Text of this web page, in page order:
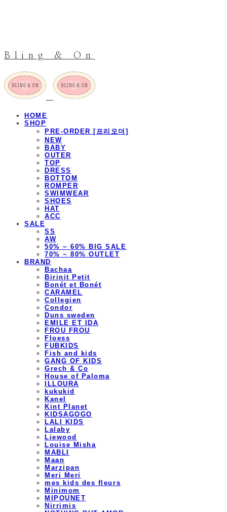
Bling & On
HOME
SHOP
PRE-ORDER [프리오더]
NEW
BABY
OUTER
TOP
DRESS
BOTTOM
ROMPER
SWIMWEAR
SHOES
HAT
ACC
SALE
SS
AW
50% ~ 60% BIG SALE
70% ~ 80% OUTLET
BRAND
Bachaa
Birinit Petit
Bonét et Bonét
CARAMEL
Collegien
Condor
Duns sweden
EMILE ET IDA
FROU FROU
Floess
FUBKIDS
Fish and kids
GANG OF KIDS
Grech & Co
House of Paloma
ILLOURA
kukukid
Kanel
Kint Planet
KIDSAGOGO
LALI KIDS
Lalaby
Liewood
Louise Misha
MABLI
Maan
Marzipan
Meri Meri
mes kids des fleurs
Minimom
MIPOUNET
Nirrimis